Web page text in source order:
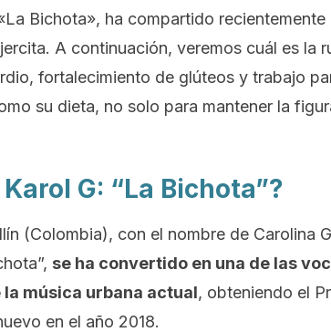
Bichota», ha compartido
A continuación, veremos cuál es la
, fortalecimiento de glúteos y trabajo
su dieta, no solo para mantener la
G: “La Bichota”?
(Colombia), con el nombre de Carolina
se ha convertido en una de las
música urbana actual, obteniendo el
en el año 2018.